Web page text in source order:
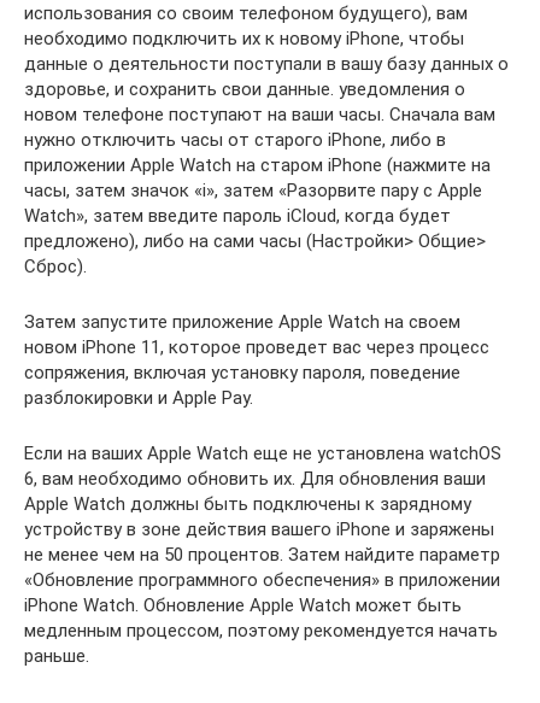
использования со своим телефоном будущего), вам
необходимо подключить их к новому iPhone, чтобы
данные о деятельности поступали в вашу базу данных о
здоровье, и сохранить свои данные. уведомления о
новом телефоне поступают на ваши часы. Сначала вам
нужно отключить часы от старого iPhone, либо в
приложении Apple Watch на старом iPhone (нажмите на
часы, затем значок «i», затем «Разорвите пару с Apple
Watch», затем введите пароль iCloud, когда будет
предложено), либо на сами часы (Настройки> Общие>
Сброс).
Затем запустите приложение Apple Watch на своем
новом iPhone 11, которое проведет вас через процесс
сопряжения, включая установку пароля, поведение
разблокировки и Apple Pay.
Если на ваших Apple Watch еще не установлена ​​watchOS
6, вам необходимо обновить их. Для обновления ваши
Apple Watch должны быть подключены к зарядному
устройству в зоне действия вашего iPhone и заряжены
не менее чем на 50 процентов. Затем найдите параметр
«Обновление программного обеспечения» в приложении
iPhone Watch. Обновление Apple Watch может быть
медленным процессом, поэтому рекомендуется начать
раньше.